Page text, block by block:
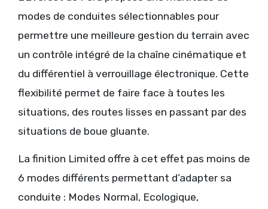
modes de conduites sélectionnables pour
permettre une meilleure gestion du terrain avec
un contrôle intégré de la chaîne cinématique et
du différentiel à verrouillage électronique. Cette
flexibilité permet de faire face à toutes les
situations, des routes lisses en passant par des
situations de boue gluante.
La finition Limited offre à cet effet pas moins de
6 modes différents permettant d’adapter sa
conduite : Modes Normal, Ecologique,